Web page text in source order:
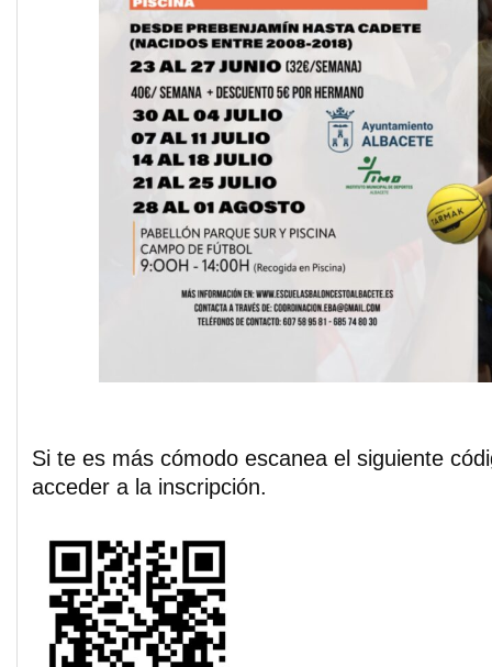
Si te es más cómodo escanea el siguiente
acceder a la inscripción.